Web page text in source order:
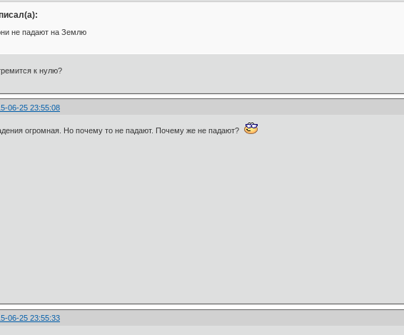
не падают на Землю
к нулю?
06-25 23:55:08
огромная. Но почему то не падают. Почему же не падают?
06-25 23:55:33